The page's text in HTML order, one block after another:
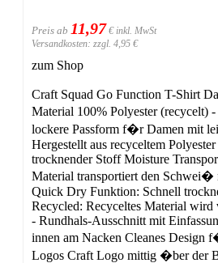
Preis ab 11,97 € inkl. MwSt
Versandkosten: zzgl. 4,95 €
zum Shop
Craft Squad Go Function T-Shirt
Material 100% Polyester (recycelt)
lockere Passform f�r Damen mit
Hergestellt aus recyceltem
trocknender Stoff Moisture
Material transportiert den
Quick Dry Funktion: Schnell
Recycled: Recyceltes Material wird
- Rundhals-Ausschnitt mit
innen am Nacken Cleanes Design
Logos Craft Logo mittig �ber der